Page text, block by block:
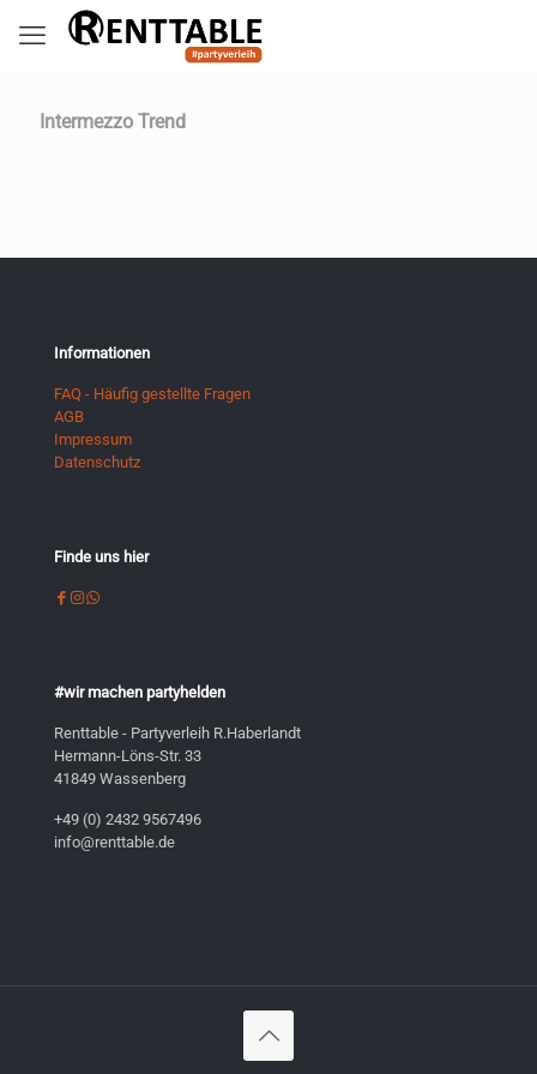
Intermezzo Trend
Informationen
FAQ - Häufig gestellte Fragen
AGB
Impressum
Datenschutz
Finde uns hier
#wir machen partyhelden
Renttable - Partyverleih R.Haberlandt
Hermann-Löns-Str. 33
41849 Wassenberg
+49 (0) 2432 9567496
info@renttable.de